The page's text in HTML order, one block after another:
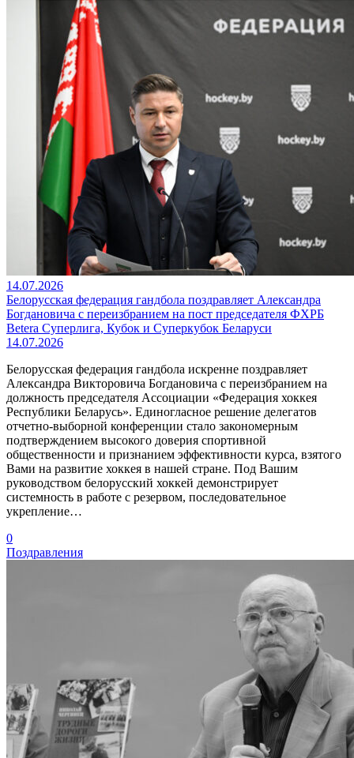
14.07.2026
Белорусская федерация гандбола поздравляет Александра
Богдановича с переизбранием на пост председателя ФХРБ
Betera Суперлига, Кубок и Суперкубок Беларуси
14.07.2026
Белорусская федерация гандбола искренне поздравляет
Александра Викторовича Богдановича с переизбранием на
должность председателя Ассоциации «Федерация хоккея
Республики Беларусь». Единогласное решение делегатов
отчетно-выборной конференции стало закономерным
подтверждением высокого доверия спортивной
общественности и признанием эффективности курса, взятого
Вами на развитие хоккея в нашей стране. Под Вашим
руководством белорусский хоккей демонстрирует
системность в работе с резервом, последовательное
укрепление…
0
Поздравления